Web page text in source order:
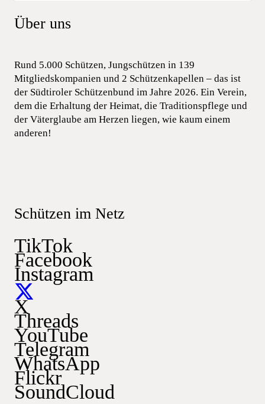
Über uns
Rund 5.000 Schützen, Jungschützen in 139
Mitgliedskompanien und 2 Schützenkapellen – das ist
der Südtiroler Schützenbund im Jahre 2026. Ein Verein,
dem die Erhaltung der Heimat, die Traditionspflege und
der Väterglaube am Herzen liegen, wie kaum einem
anderen!
Schützen im Netz
TikTok
Facebook
Instagram
X
Threads
YouTube
Telegram
WhatsApp
Flickr
SoundCloud